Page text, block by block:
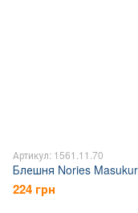
Артикул: 1561.11.70
Блешня Nories
224 грн